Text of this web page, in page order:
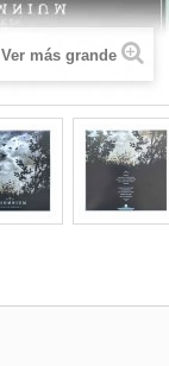
Ver más grande